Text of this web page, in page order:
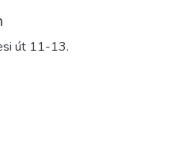
út 11-13.